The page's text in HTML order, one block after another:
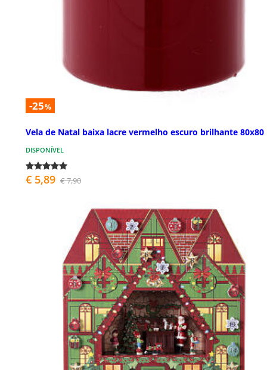
-25%
Vela de Natal baixa lacre vermelho escuro brilhante
DISPONÍVEL
€ 5,89 € 7,90